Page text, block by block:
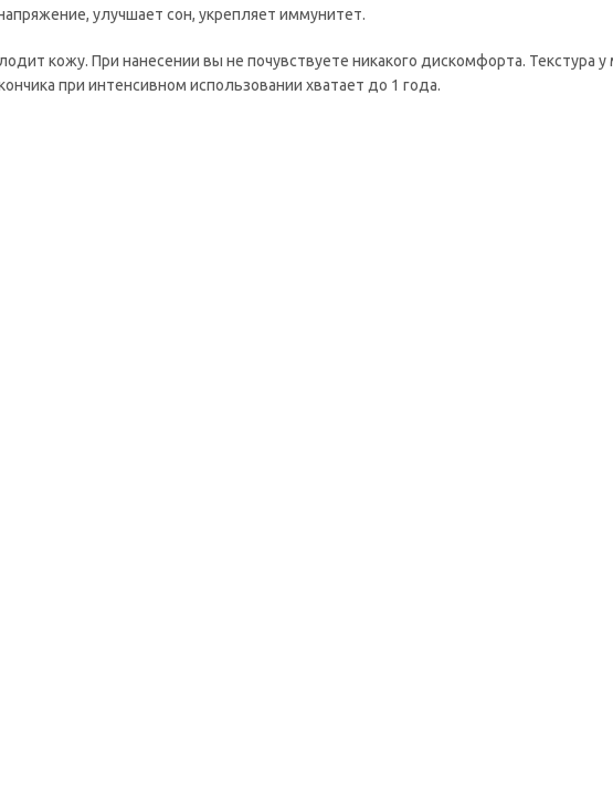
улучшает сон, укрепляет иммунитет.
кожу. При нанесении вы не почувствуете никакого дискомфорта. Текстура
при интенсивном использовании хватает до 1 года.